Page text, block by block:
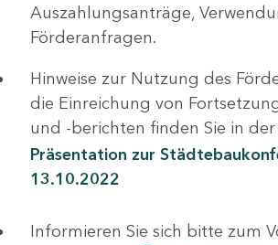
Auszahlungsanträge,
Förderanfragen.
Hinweise zur Nutzung des
die Einreichung von
und -berichten finden Sie in der
Präsentation zur
13.10.2022
Informieren Sie sich bitte zum